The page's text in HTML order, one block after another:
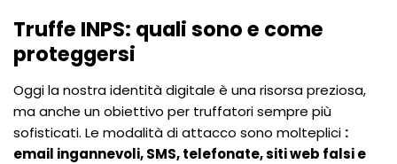
Truffe INPS: quali sono e come
proteggersi
Oggi la nostra identità digitale è una risorsa preziosa,
ma anche un obiettivo per truffatori sempre più
sofisticati. Le modalità di attacco sono molteplici :
email ingannevoli, SMS, telefonate, siti web falsi e